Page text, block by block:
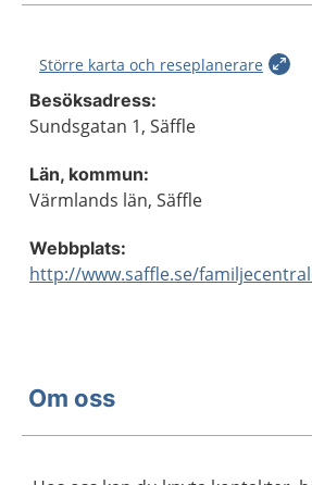
Större karta och reseplanerare
Besöksadress:
Sundsgatan 1, Säffle
Län, kommun:
Värmlands län, Säffle
Webbplats:
http://www.saffle.se/
Om oss